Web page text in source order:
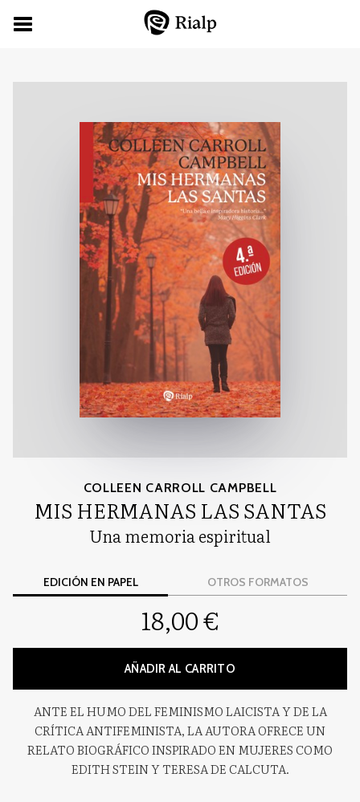
COLLEEN CARROLL CAMPBELL
MIS HERMANAS LAS SANTAS
Una memoria espiritual
EDICIÓN EN PAPEL OTROS FORMATOS
18,00 €
AÑADIR AL CARRITO
ANTE EL HUMO DEL FEMINISMO LAICISTA Y DE LA
CRÍTICA ANTIFEMINISTA, LA AUTORA OFRECE UN
RELATO BIOGRÁFICO INSPIRADO EN MUJERES COMO
EDITH STEIN Y TERESA DE CALCUTA.